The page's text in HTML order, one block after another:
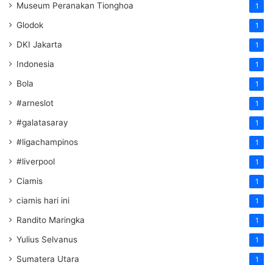
Museum Peranakan Tionghoa 1
Glodok 1
DKI Jakarta 1
Indonesia 1
Bola 1
#arneslot 1
#galatasaray 1
#ligachampinos 1
#liverpool 1
Ciamis 1
ciamis hari ini 1
Randito Maringka 1
Yulius Selvanus 1
Sumatera Utara 1